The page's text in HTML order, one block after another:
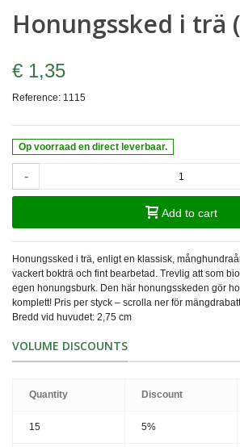
Honungssked i trä
€ 1,35
Reference: 1115
Op voorraad en direct leverbaar.
-
Add to cart
Honungssked i trä, enligt en klassisk,
vackert bokträ och fint bearbetad. Trevlig att som
egen honungsburk. Den här honungsskeden gör
komplett! Pris per styck – scrolla ner för
Bredd vid huvudet: 2,75 cm
VOLUME DISCOUNTS
Quantity Discount
15 5%